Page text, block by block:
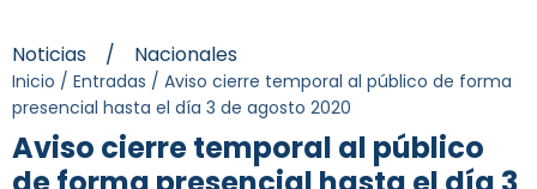
Noticias / Nacionales
Inicio / Entradas / Aviso cierre temporal al público de forma
presencial hasta el día 3 de agosto 2020
Aviso cierre temporal al público